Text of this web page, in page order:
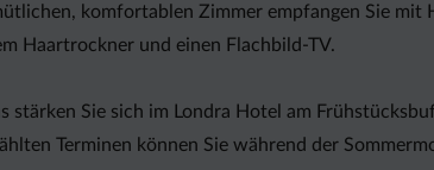
komfortablen Zimmer empfangen Sie mit
Haartrockner und einen Flachbild-TV.
stärken Sie sich im Londra Hotel am
Terminen können Sie während der